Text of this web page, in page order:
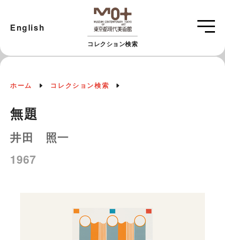
コレクション検索
English
ホーム コレクション検索
無題
井田 照一
1967